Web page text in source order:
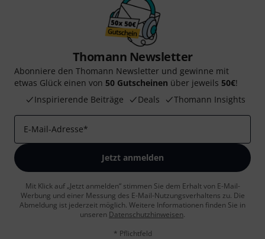
Thomann Newsletter
Abonniere den Thomann Newsletter und gewinne mit
etwas Glück einen von 50 Gutscheinen über jeweils 50€!
Inspirierende Beiträge
Deals Thomann Insights
E-Mail-Adresse*
Jetzt anmelden
Mit Klick auf „Jetzt anmelden“ stimmen Sie dem Erhalt von E-Mail-
Werbung und einer Messung des E-Mail-Nutzungsverhaltens zu. Die
Abmeldung ist jederzeit möglich. Weitere Informationen finden Sie in
unseren Datenschutzhinweisen.
* Pflichtfeld